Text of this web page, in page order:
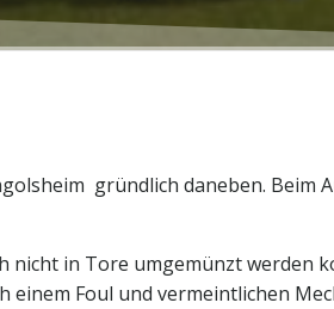
gründlich daneben. Beim
nicht in Tore umgemünzt werden
Foul und vermeintlichen